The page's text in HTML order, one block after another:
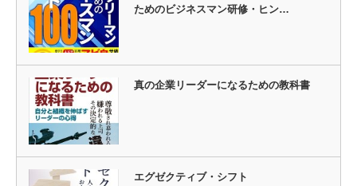
ためのビジネスマン研修・ヒン…
真の企業リーダーになるための教科書
エグゼクティブ・シフト